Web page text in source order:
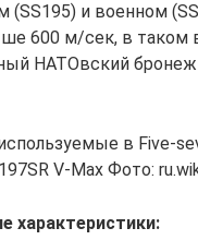
(SS195) и военном
600 м/сек, в таком
НАТОвский
в Five-
V-Max Фото:
характеристики: